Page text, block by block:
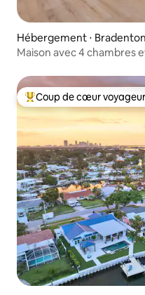
Hébergement ⋅ Bradenton
Maison avec 4 chambres
Coups de cœur voyageurs
Coup de cœur